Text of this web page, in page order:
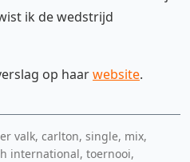
ik de wedstrijd
op haarwebsite.
valk, carlton, single, mix,
international, toernooi,